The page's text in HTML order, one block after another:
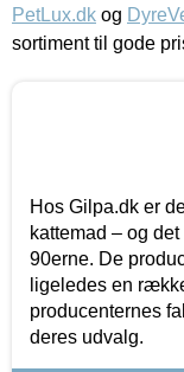
PetLux.dk og
sortiment til gode
Hos Gilpa.dk er
kattemad – og
90erne. De
ligeledes en
producenternes
deres udvalg.